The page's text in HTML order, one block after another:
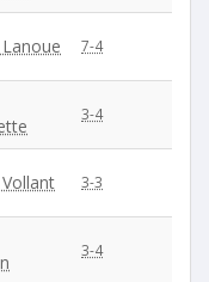
7-4
3-4
3-3
3-4